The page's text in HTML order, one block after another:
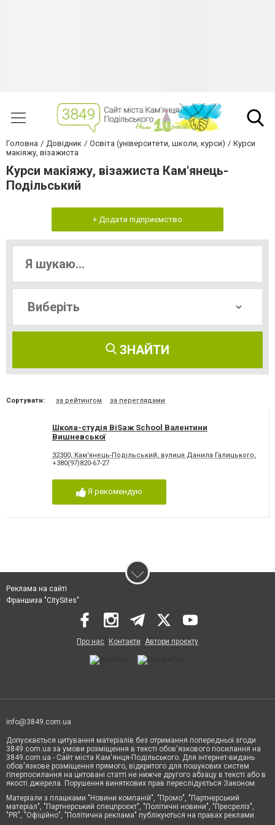
Головна Довідник Освіта (університети, школи, курси)
Курси
макіяжу, візажиста
Курси макіяжу, візажиста Кам'янець-
Подільський
+ Додати підприємство
ЗНАЙТИ
Сортувати: за рейтингом за переглядами
Школа-студія ВіSаж School Валентини
Вишневської
32300, Кам'янець-Подільський, вулиця Данила Галицького, 11/
+380(97)820-67-27
Я рекомендую
Реклама на сайті
Франшиза "CitySites"
Про нас Контакти Автори проєкту
info@3849.com.ua
Допускається цитування матеріалів без отримання попередньої згоди
3849.com.ua за умови розміщення в тексті обов'язкового посилання на
3849.com.ua - Сайт міста Кам'янця-Подільського. Для інтернет-видань
обов'язкове розміщення прямого, відкритого для пошукових систем
гіперпосилання на цитовані статті не нижче другого абзацу в тексті або в
якості джерела. Порушення виняткових прав переслідується Законом.
Матеріали з плашками "Новини компаній", "Промо", "Партнерський
матеріал", "Партнерський спецпроєкт", "Політичні новини", "Пресреліз",
"PR", "Офіційно", "Політична реклама" публікуються на правах реклами.